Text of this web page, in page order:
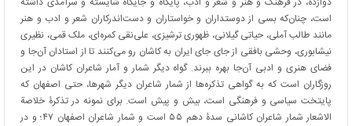
است، چنان‌که بسی از دوستداران و خواستاران و دست‌اندرکاران شعر و ادب و هنر
مانند طالب آملی، حیاتی گیلانی، ظهوری ترشیزی، علی‌نقی کمره‌ای، ملک قمی، نظیری
نیشابوری، وحشی بافقی از جای جای ایران به کاشان رو می‌کنند تا از استادان آن‌جا و
فضای هنری و ادبی آن‌جا بهره ببرند. گواه دیگر شمار و آمار شاعران کاشان در این
روزگاران است که به گواهی تذکره‌ها از شمار شاعران دیگر شهرها، حتی اصفهان که
پایتخت سیاسی و فرهنگی است، بیش و پیش است. برای نمونه در تذکرۀ خلاصة
الاشعار شمار شاعران کاشانی سدۀ دهم ۵۵ است و شمار شاعران اصفهان ۴۷؛ و در